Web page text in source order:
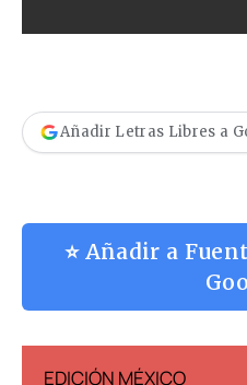
Añadir Letras Libres a
⭐ Añadir a
EDICIÓN MÉXICO